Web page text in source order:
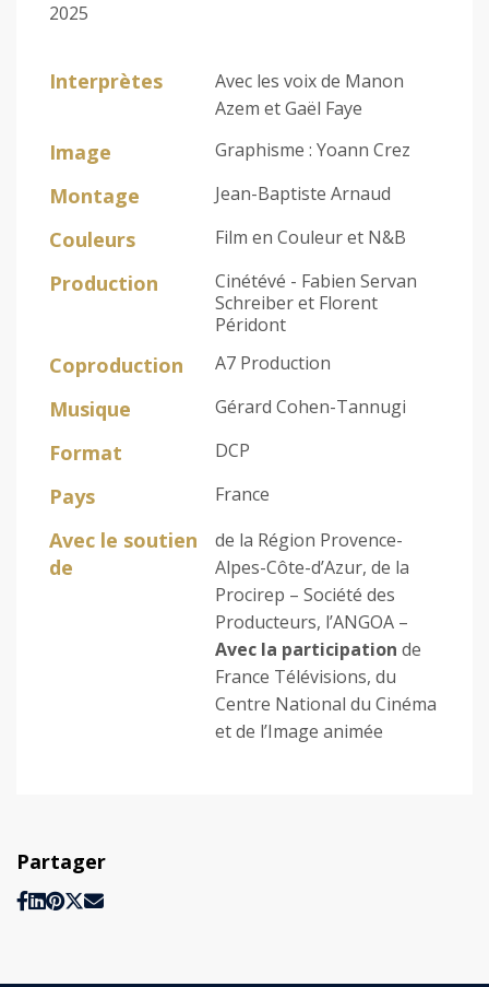
2025
Interprètes
Avec les voix de Manon
Azem et Gaël Faye
Image Graphisme : Yoann Crez
Montage Jean-Baptiste Arnaud
Couleurs Film en Couleur et N&B
Production
Cinétévé - Fabien Servan
Schreiber et Florent
Péridont
Coproduction A7 Production
Musique Gérard Cohen-Tannugi
Format DCP
Pays France
Avec le soutien
de
de la Région Provence-
Alpes-Côte-d’Azur, de la
Procirep – Société des
Producteurs, l’ANGOA –
Avec la participation de
France Télévisions, du
Centre National du Cinéma
et de l’Image animée
Partager